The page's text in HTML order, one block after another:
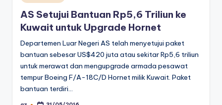
in
AS Setujui Bantuan Rp5,6 Triliun ke
Kuwait untuk Upgrade Hornet
Departemen Luar Negeri AS telah menyetujui paket
bantuan sebesar US$420 juta atau sekitar Rp5,6 triliun
untuk merawat dan mengupgrade armada pesawat
tempur Boeing F/A-18C/D Hornet milik Kuwait. Paket
bantuan terdiri…